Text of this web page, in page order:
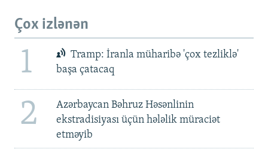
Çox izlənən
1
Tramp: İranla müharibə 'çox tezliklə'
başa çatacaq
2
Azərbaycan Bəhruz Həsənlinin
ekstradisiyası üçün hələlik müraciət
etməyib